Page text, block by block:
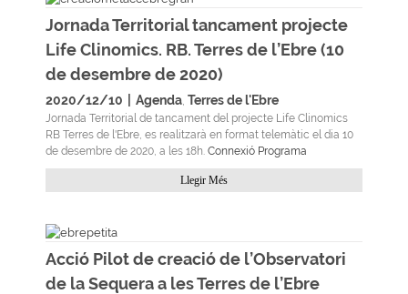
Jornada Territorial tancament projecte
Life Clinomics. RB. Terres de l’Ebre (10
de desembre de 2020)
2020/12/10 Agenda, Terres de l'Ebre
Jornada Territorial de tancament del projecte Life Clinomics
RB Terres de l'Ebre, es realitzarà en format telemàtic el dia 10
de desembre de 2020, a les 18h. Connexió Programa
Llegir Més
Acció Pilot de creació de l’Observatori
de la Sequera a les Terres de l’Ebre